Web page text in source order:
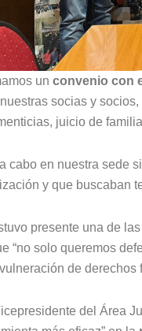
un convenio con
socias y
juicio de
cabo en nuestra sede
y que buscaban
presente una de
“no solo queremos
de
del Área